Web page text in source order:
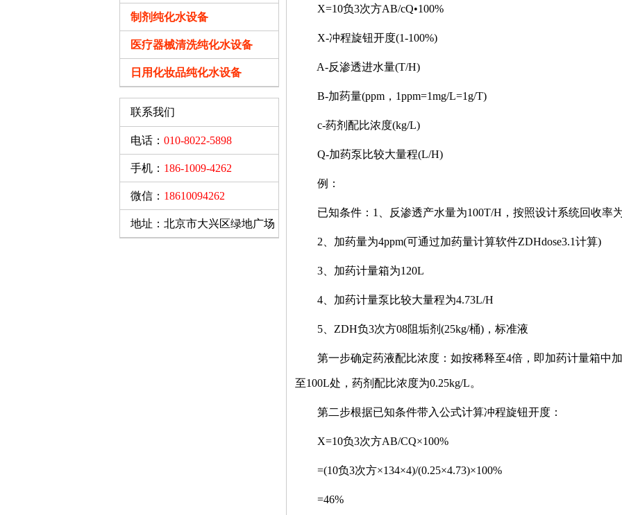
X=10负3次方AB/cQ•100%
X-冲程旋钮开度(1-100%)
A-反渗透进水量(T/H)
B-加药量(ppm，1ppm=1mg/L=1g/T)
c-药剂配比浓度(kg/L)
Q-加药泵比较大量程(L/H)
例：
已知条件：1、反渗透产水量为100T/H，按照设计系统回收率为
2、加药量为4ppm(可通过加药量计算软件ZDHdose3.1计算)
3、加药计量箱为120L
4、加药计量泵比较大量程为4.73L/H
5、ZDH负3次方08阻垢剂(25kg/桶)，标准液
第一步确定药液配比浓度：如按稀释至4倍，即加药计量箱中加
至100L处，药剂配比浓度为0.25kg/L。
第二步根据已知条件带入公式计算冲程旋钮开度：
X=10负3次方AB/CQ×100%
=(10负3次方×134×4)/(0.25×4.73)×100%
=46%
制剂纯化水设备
医疗器械清洗纯化水设备
日用化妆品纯化水设备
联系我们
电话： 010-8022-5898
手机： 186-1009-4262
微信： 18610094262
地址：北京市大兴区绿地广场